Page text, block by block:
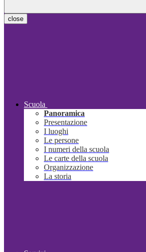
close
Scuola
Panoramica
Presentazione
I luoghi
Le persone
I numeri della scuola
Le carte della scuola
Organizzazione
La storia